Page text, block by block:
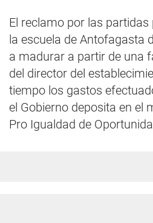
El reclamo por las
la escuela de Antofagasta
a madurar a partir de una
del director del
tiempo los gastos
el Gobierno deposita en el
Pro Igualdad de